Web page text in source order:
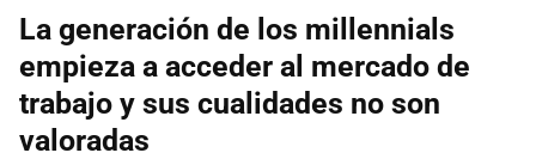
La generación de los millennials
empieza a acceder al mercado de
trabajo y sus cualidades no son
valoradas